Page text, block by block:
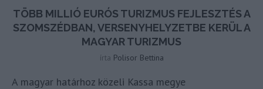
TÖBB MILLIÓ EURÓS TURIZMUS FEJLESZTÉS A
SZOMSZÉDBAN, VERSENYHELYZETBE KERÜL A
MAGYAR TURIZMUS
írta Polisor Bettina
A magyar határhoz közeli Kassa megye